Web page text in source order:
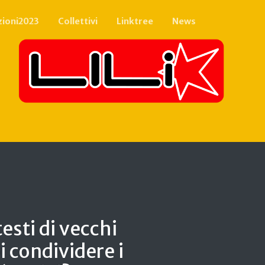
Collettivi Linktree News
di vecchi
condividere i